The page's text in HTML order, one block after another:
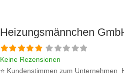
Sollten Sie eine kritische Meinung
Heizungsmännchen
Keine Rezensionen
⭐ Kundenstimmen zum Unternehmen